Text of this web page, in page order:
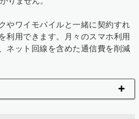
やワイモバイルと一緒に契約すれ
利用できます。月々のスマホ利用
ネット回線を含めた通信費を削減